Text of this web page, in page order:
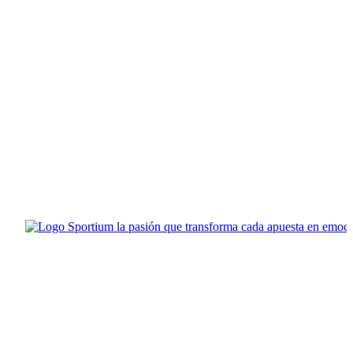
Sportium la pasión que transforma cada apuesta en emoción